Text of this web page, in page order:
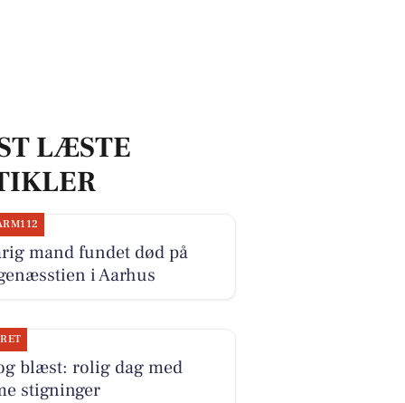
LÆSTE
mand fundet død på
i Aarhus
blæst: rolig dag med
stigninger